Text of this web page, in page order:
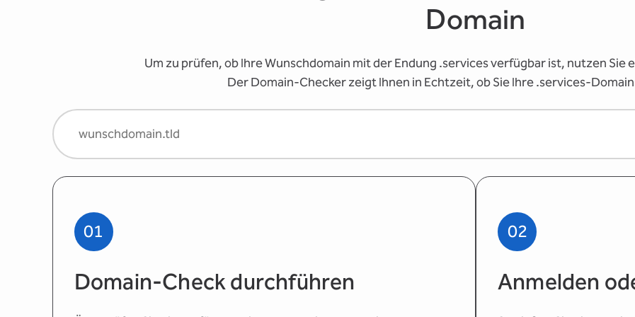
Domain
Um zu prüfen, ob Ihre Wunschdomain mit der Endung .services verfügbar ist, nutzen Sie
Der Domain-Checker zeigt Ihnen in Echtzeit, ob Sie Ihre .services-
01
Domain-Check durchführen
02
Anmelden